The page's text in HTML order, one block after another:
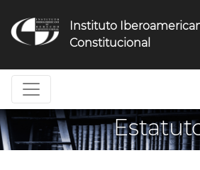
navigation
Instituto
Constitucional